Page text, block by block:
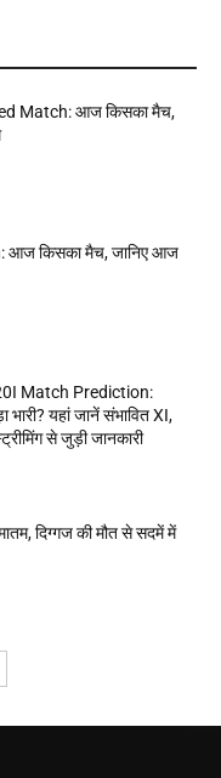
Match: आज किसका मैच,
आज किसका मैच, जानिए आज
Match Prediction:
यहां जानें संभावित XI,
से जुड़ी जानकारी
दिग्गज की मौत से सदमें में